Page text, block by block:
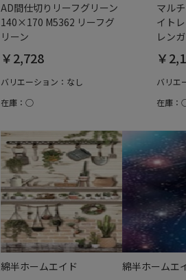
AD間仕切りリーフグリーン
140×170 M5362 リーフグ
リーン
￥2,728
バリエーション：なし
在庫：○
マル
イト
レンガ
￥
バリエ
在庫
綿半ホームエイド
綿半ホームエ